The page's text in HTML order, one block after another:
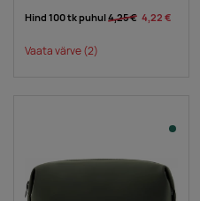
Hind 100 tk puhul4,25 € 4,22 €
Vaata värve(2)